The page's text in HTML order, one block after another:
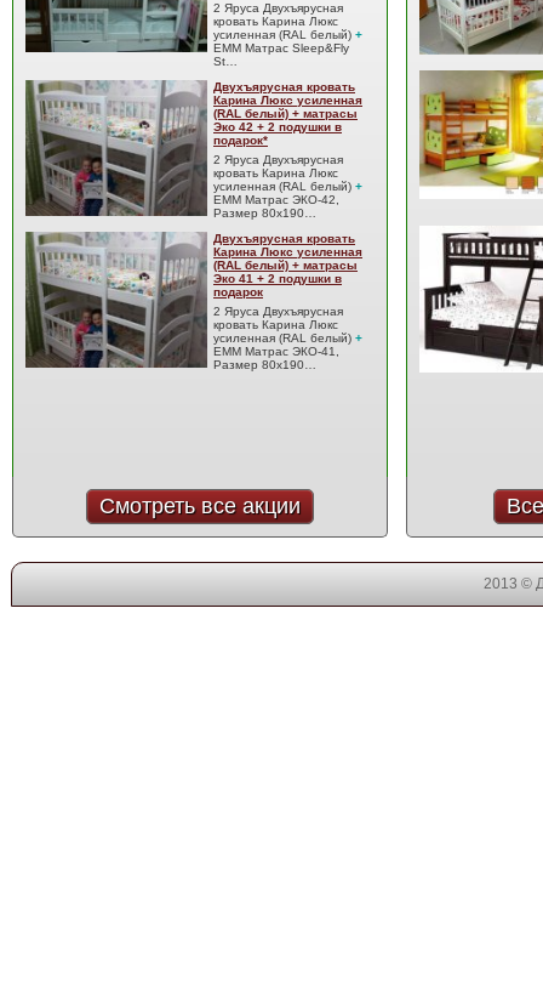
2 Яруса Двухъярусная
кровать Карина Люкс
усиленная (RAL белый) +
EMM Матрас Sleep&Fly
St…
Двухъярусная кровать
Карина Люкс усиленная
(RAL белый) + матрасы
Эко 42 + 2 подушки в
подарок*
2 Яруса Двухъярусная
кровать Карина Люкс
усиленная (RAL белый) +
EMM Матрас ЭКО-42,
Размер 80x190…
Двухъярусная кровать
Карина Люкс усиленная
(RAL белый) + матрасы
Эко 41 + 2 подушки в
подарок
2 Яруса Двухъярусная
кровать Карина Люкс
усиленная (RAL белый) +
EMM Матрас ЭКО-41,
Размер 80x190…
Смотреть все акции
2013 ©